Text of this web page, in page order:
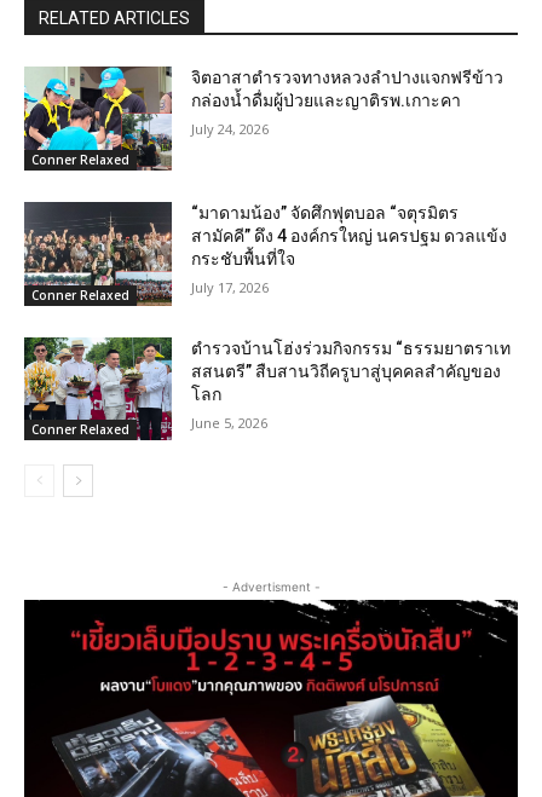
RELATED ARTICLES
Conner Relaxed
จิตอาสาตำรวจทางหลวงลำปางแจกฟรีข้าว
กล่องน้ำดื่มผู้ป่วยและญาติรพ.เกาะคา
July 24, 2026
Conner Relaxed
“มาดามน้อง” จัดศึกฟุตบอล “จตุรมิตร
สามัคคี” ดึง 4 องค์กรใหญ่ นครปฐม ดวลแข้ง
กระชับพื้นที่ใจ
July 17, 2026
Conner Relaxed
ตำรวจบ้านโฮ่งร่วมกิจกรรม “ธรรมยาตราเท
สสนตรี” สืบสานวิถีครูบาสู่บุคคลสำคัญของ
โลก
June 5, 2026
- Advertisment -